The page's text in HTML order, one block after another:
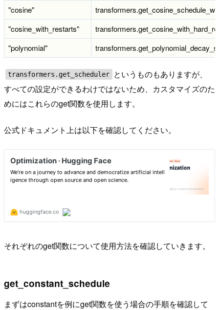
"cosine"
"cosine_with_restarts"
"polynomial"
transformers.get_scheduler
というものもありますが、
すべての設定ができるわけではないため、カスタマイズのた
めにはこれらのget関数を使用します。
公式ドキュメント上は以下を確認してください。
それぞれのget関数について使用方法を確認していきます。
get_constant_schedule
まずはconstantを例にget関数を使う場合の手順を確認して